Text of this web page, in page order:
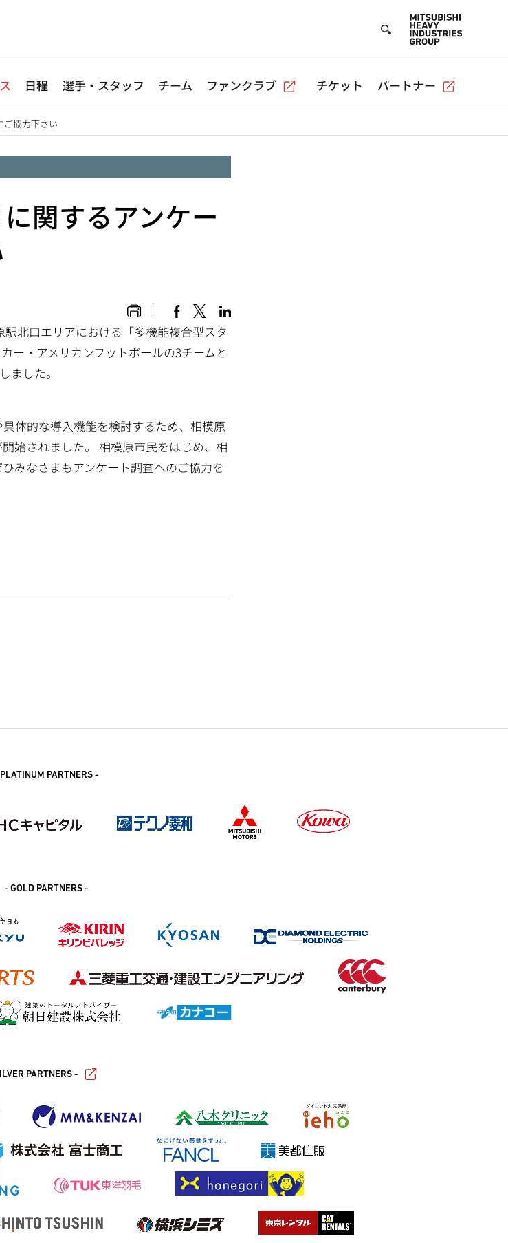
日程 選手・スタッフ チーム ファンクラブ チケット パートナー
ご協力下さい
関するアンケー
北口エリアにおける「多機能複合型スタ
ー・アメリカンフットボールの3チームと
ました。
体的な導入機能を検討するため、相模原
始されました。 相模原市民をはじめ、相
みなさまもアンケート調査へのご協力を
PARTNERS -
- GOLD PARTNERS -
PARTNERS -